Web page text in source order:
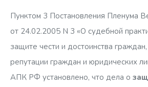
Пунктом 3 Постановления Пленума
от 24.02.2005 N 3 «О судебной
защите чести и достоинства
репутации граждан и юридических
АПК РФ установлено, что дела о